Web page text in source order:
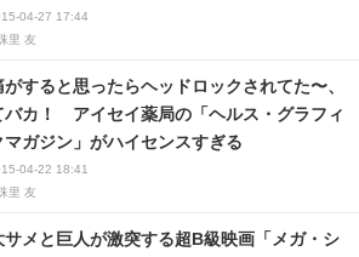
04-27 17:44
里 友
04-22 18:41
里 友
がすると思ったらヘッドロックされてた〜、
バカ！ アイセイ薬局の「ヘルス・グラフィ
マガジン」がハイセンスすぎる
サメと巨人が激突する超B級映画「メガ・シ